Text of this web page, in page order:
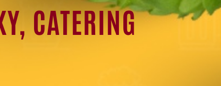
CATERING